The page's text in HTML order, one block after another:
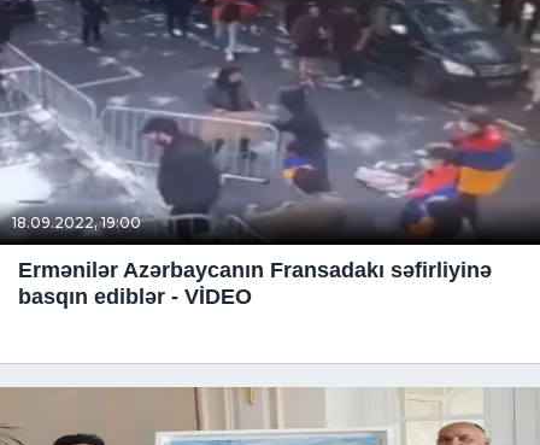
18.09.2022, 19:00
Ermənilər Azərbaycanın Fransadakı səfirliyinə
basqın ediblər - VİDEO